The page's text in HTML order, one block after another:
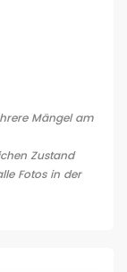
Mängel am
Zustand
Fotos in der